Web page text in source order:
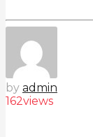
by admin
162views